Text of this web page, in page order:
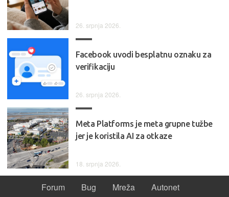
26. srpnja 2026.
Facebook uvodi besplatnu oznaku za
verifikaciju
26. srpnja 2026.
Meta Platforms je meta grupne tužbe
jer je koristila AI za otkaze
18. srpnja 2026.
Forum Bug Mreža
Autonet